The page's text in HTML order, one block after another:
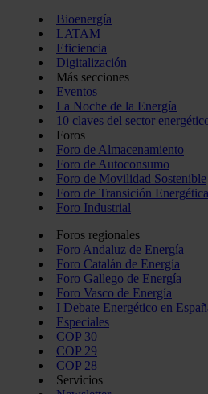
Bioenergía
LATAM
Eficiencia
Digitalización
Más secciones
Eventos
La Noche de la Energía
10 claves del sector
Foros
Foro de Almacenamiento
Foro de Autoconsumo
Foro de Movilidad Sostenible
Foro de Transición Energética
Foro Industrial
Foros regionales
Foro Andaluz de Energía
Foro Catalán de Energía
Foro Gallego de Energía
Foro Vasco de Energía
I Debate Energético en
Especiales
COP 30
COP 29
COP 28
Servicios